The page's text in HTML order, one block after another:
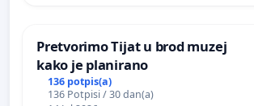
Pretvorimo Tijat u brod muzej
kako je planirano
136 potpis(a)
136 Potpisi / 30 dan(a)